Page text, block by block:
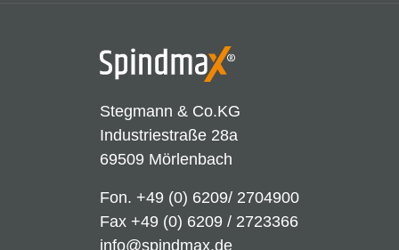
Stegmann & Co.KG
Industriestraße 28a
69509 Mörlenbach
Fon. +49 (0) 6209/ 2704900
Fax +49 (0) 6209 / 2723366
info@spindmax.de